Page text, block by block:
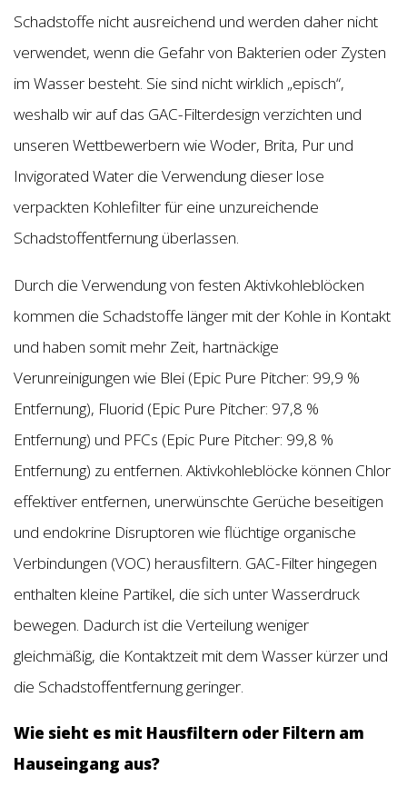
Schadstoffe nicht ausreichend und werden daher nicht
verwendet, wenn die Gefahr von Bakterien oder Zysten
im Wasser besteht. Sie sind nicht wirklich „episch“,
weshalb wir auf das GAC-Filterdesign verzichten und
unseren Wettbewerbern wie Woder, Brita, Pur und
Invigorated Water die Verwendung dieser lose
verpackten Kohlefilter für eine unzureichende
Schadstoffentfernung überlassen.
Durch die Verwendung von festen Aktivkohleblöcken
kommen die Schadstoffe länger mit der Kohle in Kontakt
und haben somit mehr Zeit, hartnäckige
Verunreinigungen wie Blei (Epic Pure Pitcher: 99,9 %
Entfernung), Fluorid (Epic Pure Pitcher: 97,8 %
Entfernung) und PFCs (Epic Pure Pitcher: 99,8 %
Entfernung) zu entfernen. Aktivkohleblöcke können Chlor
effektiver entfernen, unerwünschte Gerüche beseitigen
und endokrine Disruptoren wie flüchtige organische
Verbindungen (VOC) herausfiltern. GAC-Filter hingegen
enthalten kleine Partikel, die sich unter Wasserdruck
bewegen. Dadurch ist die Verteilung weniger
gleichmäßig, die Kontaktzeit mit dem Wasser kürzer und
die Schadstoffentfernung geringer.
Wie sieht es mit Hausfiltern oder Filtern am
Hauseingang aus?